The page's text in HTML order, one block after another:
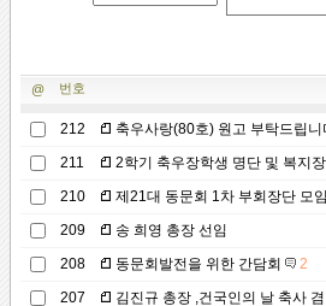
@ 번호
212
축우사랑(80호) 원고 부탁드립니
211
2학기 축우장학생 명단 및 복지
210
제21대 동문회 1차 부회장단 모임
209
송 희영 총장 선임
208
동문회발전을 위한 간담회
2
207
김진규 총장 ,건국인의 날 축사